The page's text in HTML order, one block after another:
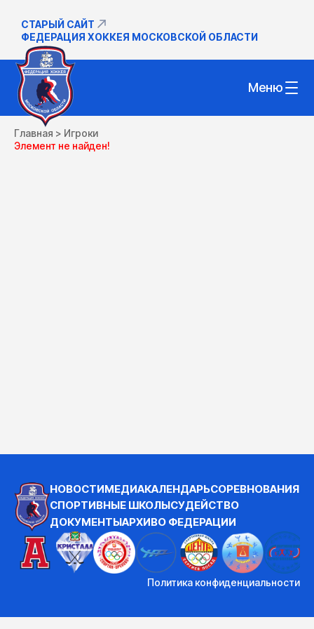
СТАРЫЙ САЙТ
ФЕДЕРАЦИЯ ХОККЕЯ МОСКОВСКОЙ ОБЛАСТИ
Меню
Главная > Игроки
Элемент не найден!
НОВОСТИМЕДИАКАЛЕНДАРЬСОРЕВНОВАНИЯ
СПОРТИВНЫЕ ШКОЛЫСУДЕЙСТВО
ДОКУМЕНТЫАРХИВО ФЕДЕРАЦИИ
Политика конфиденциальности